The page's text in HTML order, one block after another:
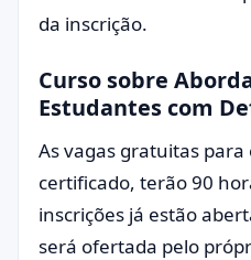
da inscrição.
Curso sobre
Estudantes com
As vagas gratuitas
certificado, terão 90
inscrições já estão
será ofertada pelo